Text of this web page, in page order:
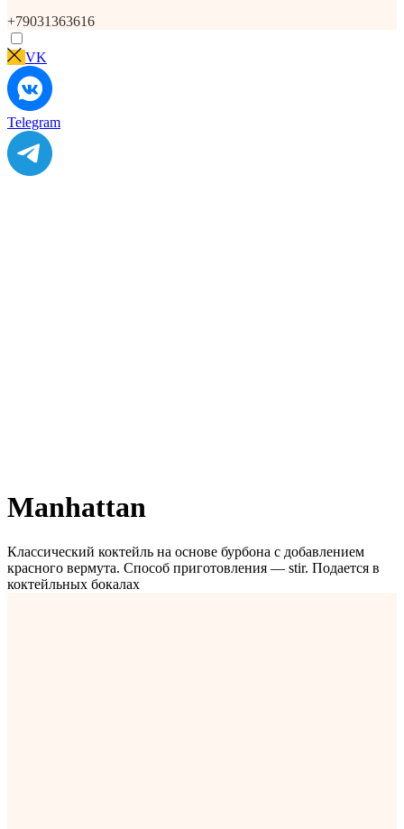
+79031363616
VK
Telegram
Manhattan
Классический коктейль на основе бурбона с добавлением
красного вермута. Способ приготовления — stir. Подается в
коктейльных бокалах